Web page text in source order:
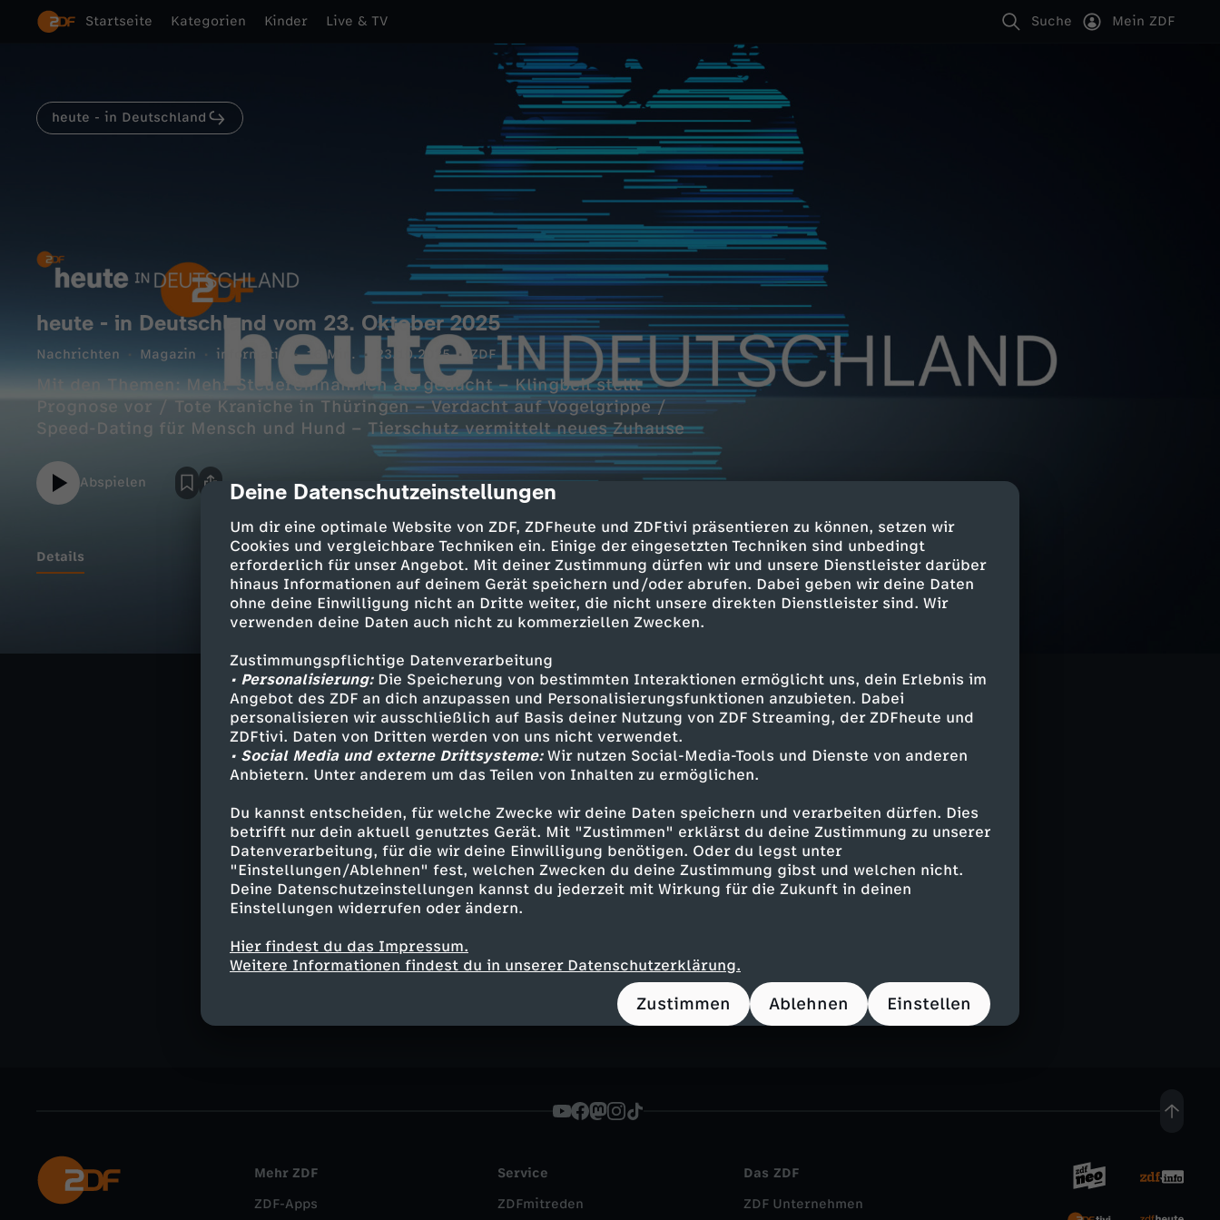
cmp-dialog-description
Deine Datenschutzeinstellungen
Um dir eine optimale Website von ZDF, ZDFheute und ZDFtivi präsentieren zu können, setzen wir
Cookies und vergleichbare Techniken ein. Einige der eingesetzten Techniken sind unbedingt
erforderlich für unser Angebot. Mit deiner Zustimmung dürfen wir und unsere Dienstleister darüber
hinaus Informationen auf deinem Gerät speichern und/oder abrufen. Dabei geben wir deine Daten
ohne deine Einwilligung nicht an Dritte weiter, die nicht unsere direkten Dienstleister sind. Wir
verwenden deine Daten auch nicht zu kommerziellen Zwecken.
Zustimmungspflichtige Datenverarbeitung
• Personalisierung:Die Speicherung von bestimmten Interaktionen ermöglicht uns, dein Erlebnis im
Angebot des ZDF an dich anzupassen und Personalisierungsfunktionen anzubieten. Dabei
personalisieren wir ausschließlich auf Basis deiner Nutzung von ZDF Streaming, der ZDFheute und
ZDFtivi. Daten von Dritten werden von uns nicht verwendet.
• Social Media und externe Drittsysteme:Wir nutzen Social-Media-Tools und Dienste von anderen
Anbietern. Unter anderem um das Teilen von Inhalten zu ermöglichen.
Du kannst entscheiden, für welche Zwecke wir deine Daten speichern und verarbeiten dürfen. Dies
betrifft nur dein aktuell genutztes Gerät. Mit "Zustimmen" erklärst du deine Zustimmung zu unserer
Datenverarbeitung, für die wir deine Einwilligung benötigen. Oder du legst unter
"Einstellungen/Ablehnen" fest, welchen Zwecken du deine Zustimmung gibst und welchen nicht.
Deine Datenschutzeinstellungen kannst du jederzeit mit Wirkung für die Zukunft in deinen
Einstellungen widerrufen oder ändern.
Hier findest du das Impressum.
Weitere Informationen findest du in unserer Datenschutzerklärung.
Zustimmen Ablehnen Einstellen
Startseite Kategorien Kinder Live & TV Suche Mein ZDF
heute - in Deutschland
heute - in Deutschland vom 23. Oktober 2025
Nachrichten Magazin informativ 16 Min. 23.10.2025 ZDF
Mit den Themen: Mehr Steuereinnahmen als gedacht – Klingbeil stellt
Prognose vor / Tote Kraniche in Thüringen – Verdacht auf Vogelgrippe /
Speed-Dating für Mensch und Hund – Tierschutz vermittelt neues Zuhause
Abspielen
Details
Mehr Steuereinnahmen als gedacht
Tote Kraniche in Thüringen
Verdacht auf Vogelgrippe
Speed-Dating für Mensch und Hund
Tierschutz vermittelt neues Zuhause
Moderation:
Yve Fehring
Ähnliche Inhalte entdecken
Nachrichten Magazin informativ heute - in Deutschland
Mehr ZDF
ZDF-Apps
Service
ZDFmitreden
Das ZDF
ZDF Unternehmen